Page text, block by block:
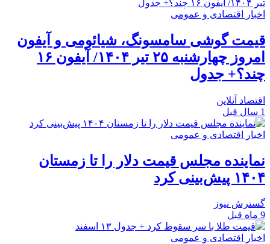
اخبار اقتصادی و عمومی
قیمت گوشی سامسونگ، شیائومی و آیفون
امروز چهارشنبه ۲۵ تیر ۱۴۰۴/ آیفون ۱۶
چند؟+ جدول
اقتصاد آنلاین
1 سال قبل
اخبار اقتصادی و عمومی
نماینده مجلس قیمت دلار را تا زمستان
۱۴۰۴ پیش‌بینی کرد
گسترش نیوز
9 ماه قبل
اخبار اقتصادی و عمومی